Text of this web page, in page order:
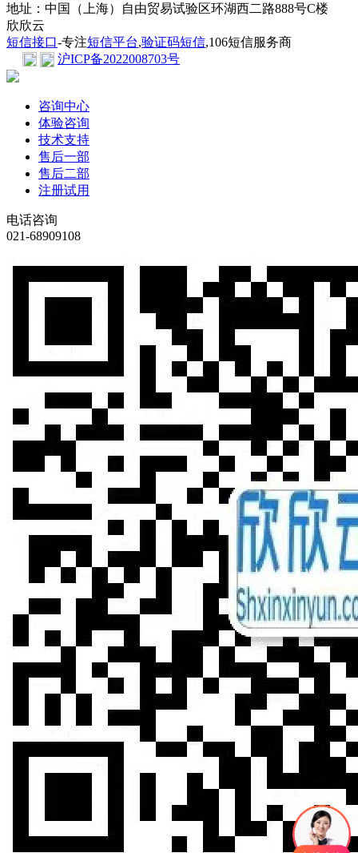
地址：中国（上海）自由贸易试验区环湖西二路888号C楼
欣欣云
短信接口-专注短信平台,验证码短信,106短信服务商
沪ICP备2022008703号
咨询中心
体验咨询
技术支持
售后一部
售后二部
注册试用
电话咨询
021-68909108